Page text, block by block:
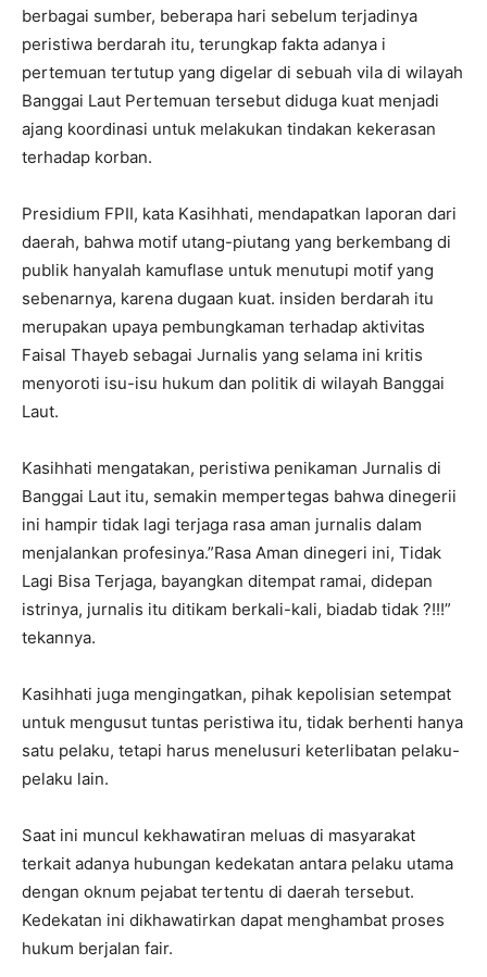
berbagai sumber, beberapa hari sebelum terjadinya
peristiwa berdarah itu, terungkap fakta adanya i
pertemuan tertutup yang digelar di sebuah vila di wilayah
Banggai Laut Pertemuan tersebut diduga kuat menjadi
ajang koordinasi untuk melakukan tindakan kekerasan
terhadap korban.
Presidium FPII, kata Kasihhati, mendapatkan laporan dari
daerah, bahwa motif utang-piutang yang berkembang di
publik hanyalah kamuflase untuk menutupi motif yang
sebenarnya, karena dugaan kuat. insiden berdarah itu
merupakan upaya pembungkaman terhadap aktivitas
Faisal Thayeb sebagai Jurnalis yang selama ini kritis
menyoroti isu-isu hukum dan politik di wilayah Banggai
Laut.
Kasihhati mengatakan, peristiwa penikaman Jurnalis di
Banggai Laut itu, semakin mempertegas bahwa dinegerii
ini hampir tidak lagi terjaga rasa aman jurnalis dalam
menjalankan profesinya.”Rasa Aman dinegeri ini, Tidak
Lagi Bisa Terjaga, bayangkan ditempat ramai, didepan
istrinya, jurnalis itu ditikam berkali-kali, biadab tidak ?!!!”
tekannya.
Kasihhati juga mengingatkan, pihak kepolisian setempat
untuk mengusut tuntas peristiwa itu, tidak berhenti hanya
satu pelaku, tetapi harus menelusuri keterlibatan pelaku-
pelaku lain.
Saat ini muncul kekhawatiran meluas di masyarakat
terkait adanya hubungan kedekatan antara pelaku utama
dengan oknum pejabat tertentu di daerah tersebut.
Kedekatan ini dikhawatirkan dapat menghambat proses
hukum berjalan fair.